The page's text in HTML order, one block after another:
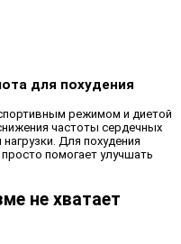
для похудения
режимом и диетой
частоты сердечных
Для похудения
помогает улучшать
не хватает